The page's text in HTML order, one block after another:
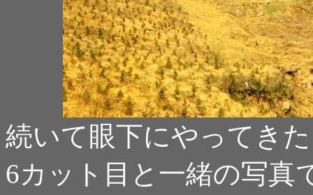
続いて眼下にやってき
6カット目と一緒の写真